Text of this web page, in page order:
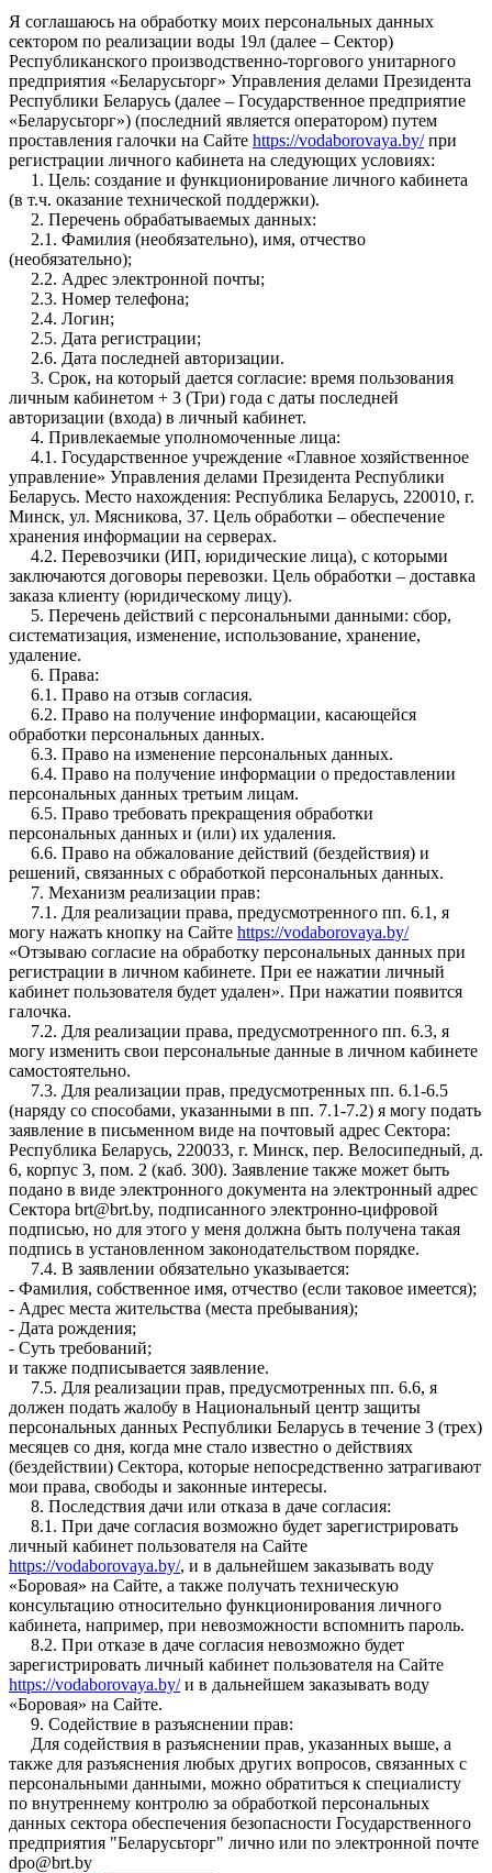
Я соглашаюсь на обработку моих персональных данных
сектором по реализации воды 19л (далее – Сектор)
Республиканского производственно-торгового унитарного
предприятия «Беларусьторг» Управления делами Президента
Республики Беларусь (далее – Государственное предприятие
«Беларусьторг») (последний является оператором) путем
проставления галочки на Сайте https://vodaborovaya.by/при
регистрации личного кабинета на следующих условиях:
1. Цель: создание и функционирование личного кабинета
(в т.ч. оказание технической поддержки).
2. Перечень обрабатываемых данных:
2.1. Фамилия (необязательно), имя, отчество
(необязательно);
2.2. Адрес электронной почты;
2.3. Номер телефона;
2.4. Логин;
2.5. Дата регистрации;
2.6. Дата последней авторизации.
3. Срок, на который дается согласие: время пользования
личным кабинетом + 3 (Три) года с даты последней
авторизации (входа) в личный кабинет.
4. Привлекаемые уполномоченные лица:
4.1. Государственное учреждение «Главное хозяйственное
управление» Управления делами Президента Республики
Беларусь. Место нахождения: Республика Беларусь, 220010, г.
Минск, ул. Мясникова, 37. Цель обработки – обеспечение
хранения информации на серверах.
4.2. Перевозчики (ИП, юридические лица), с которыми
заключаются договоры перевозки. Цель обработки – доставка
заказа клиенту (юридическому лицу).
5. Перечень действий с персональными данными: сбор,
систематизация, изменение, использование, хранение,
удаление.
6. Права:
6.1. Право на отзыв согласия.
6.2. Право на получение информации, касающейся
обработки персональных данных.
6.3. Право на изменение персональных данных.
6.4. Право на получение информации о предоставлении
персональных данных третьим лицам.
6.5. Право требовать прекращения обработки
персональных данных и (или) их удаления.
6.6. Право на обжалование действий (бездействия) и
решений, связанных с обработкой персональных данных.
7. Механизм реализации прав:
7.1. Для реализации права, предусмотренного пп. 6.1, я
могу нажать кнопку на Сайте https://vodaborovaya.by/
«Отзываю согласие на обработку персональных данных при
регистрации в личном кабинете. При ее нажатии личный
кабинет пользователя будет удален». При нажатии появится
галочка.
7.2. Для реализации права, предусмотренного пп. 6.3, я
могу изменить свои персональные данные в личном кабинете
самостоятельно.
7.3. Для реализации прав, предусмотренных пп. 6.1-6.5
(наряду со способами, указанными в пп. 7.1-7.2) я могу подать
заявление в письменном виде на почтовый адрес Сектора:
Республика Беларусь, 220033, г. Минск, пер. Велосипедный, д.
6, корпус 3, пом. 2 (каб. 300). Заявление также может быть
подано в виде электронного документа на электронный адрес
Сектора brt@brt.by, подписанного электронно-цифровой
подписью, но для этого у меня должна быть получена такая
подпись в установленном законодательством порядке.
7.4. В заявлении обязательно указывается:
- Фамилия, собственное имя, отчество (если таковое имеется);
- Адрес места жительства (места пребывания);
- Дата рождения;
- Суть требований;
и также подписывается заявление.
7.5. Для реализации прав, предусмотренных пп. 6.6, я
должен подать жалобу в Национальный центр защиты
персональных данных Республики Беларусь в течение 3 (трех)
месяцев со дня, когда мне стало известно о действиях
(бездействии) Сектора, которые непосредственно затрагивают
мои права, свободы и законные интересы.
8. Последствия дачи или отказа в даче согласия:
8.1. При даче согласия возможно будет зарегистрировать
личный кабинет пользователя на Сайте
https://vodaborovaya.by/, и в дальнейшем заказывать воду
«Боровая» на Сайте, а также получать техническую
консультацию относительно функционирования личного
кабинета, например, при невозможности вспомнить пароль.
8.2. При отказе в даче согласия невозможно будет
зарегистрировать личный кабинет пользователя на Сайте
https://vodaborovaya.by/и в дальнейшем заказывать воду
«Боровая» на Сайте.
9. Содействие в разъяснении прав:
Для содействия в разъяснении прав, указанных выше, а
также для разъяснения любых других вопросов, связанных с
персональными данными, можно обратиться к специалисту
по внутреннему контролю за обработкой персональных
данных сектора обеспечения безопасности Государственного
предприятия "Беларусьторг" лично или по электронной почте
dpo@brt.by